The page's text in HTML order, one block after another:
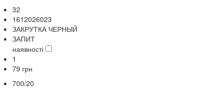
32
1612026023
ЗАКРУТКА ЧЕРНЫЙ
ЗАПИТ
наявності
1
79 грн
700/20